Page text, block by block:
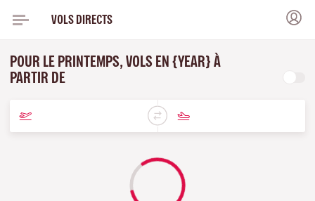
VOLS DIRECTS
POUR LE PRINTEMPS, VOLS EN {YEAR} À
PARTIR DE